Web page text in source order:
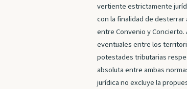
vertiente estrictamente
con la finalidad de
entre Convenio y
eventuales entre los
potestades tributarias
absoluta entre ambas
jurídica no excluye la